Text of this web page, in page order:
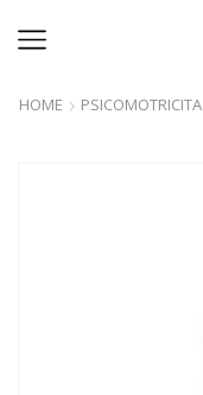
HOME PSICOMOTRICITA